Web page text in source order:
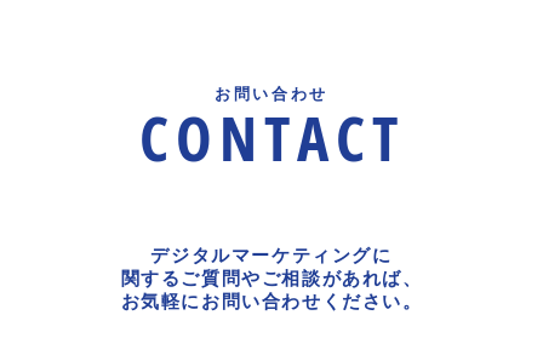
お問い合わせ
CONTACT
デジタルマーケティングに
関するご質問やご相談があれば、
お気軽にお問い合わせください。